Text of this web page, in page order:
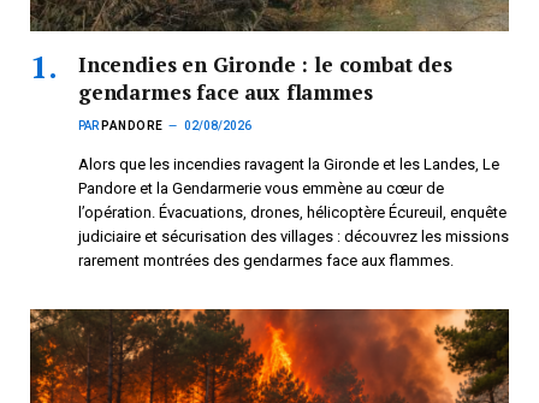
Incendies en Gironde : le combat des
gendarmes face aux flammes
PAR PANDORE 02/08/2026
Alors que les incendies ravagent la Gironde et les Landes, Le
Pandore et la Gendarmerie vous emmène au cœur de
l’opération. Évacuations, drones, hélicoptère Écureuil, enquête
judiciaire et sécurisation des villages : découvrez les missions
rarement montrées des gendarmes face aux flammes.